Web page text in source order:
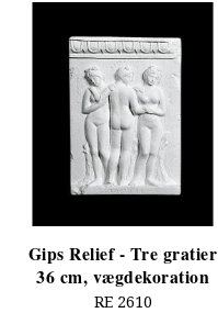
Gips Relief - Tre gratier
36 cm, vægdekoration
RE 2610